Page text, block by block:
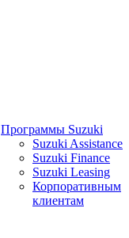
Программы Suzuki
Suzuki Assistance
Suzuki Finance
Suzuki Leasing
Корпоративным
клиентам